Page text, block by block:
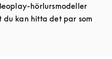
hörlursmodeller
kan hitta det par som